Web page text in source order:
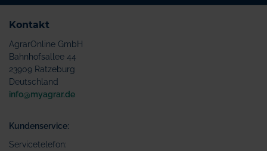
Kontakt
AgrarOnline GmbH
Bahnhofsallee 44
23909 Ratzeburg
Deutschland
info@myagrar.de
Kundenservice:
Servicetelefon: